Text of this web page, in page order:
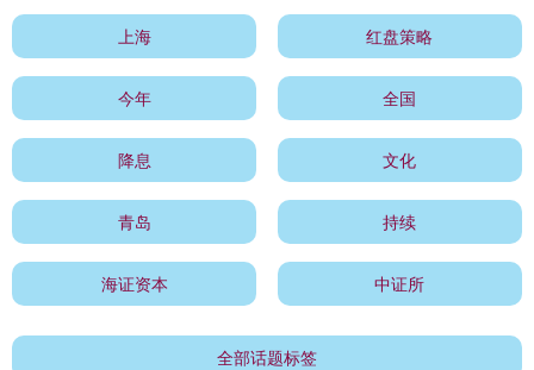
上海 红盘策略
今年 全国
降息 文化
青岛 持续
海证资本 中证所
全部话题标签